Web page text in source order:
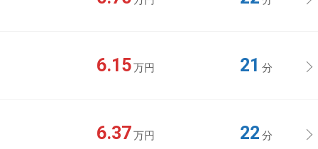
6.15万円 21 分
6.37万円 22分